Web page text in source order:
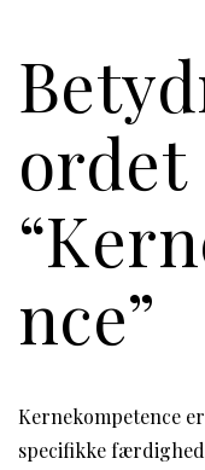
ordet
nce”
Kernekompetence
specifikke